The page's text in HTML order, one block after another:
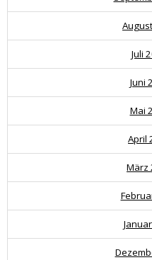
Juli
Juni
Mai
April
März